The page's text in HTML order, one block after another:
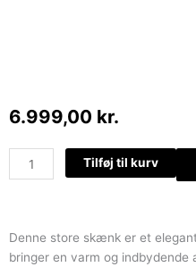
6.999,00 kr.
Stor
skænk
låger
i
Tilføj til kurv
Denne store skænk er et
bringer en varm og